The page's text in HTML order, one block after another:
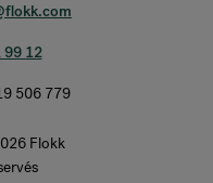
99 12
506 779
Flokk